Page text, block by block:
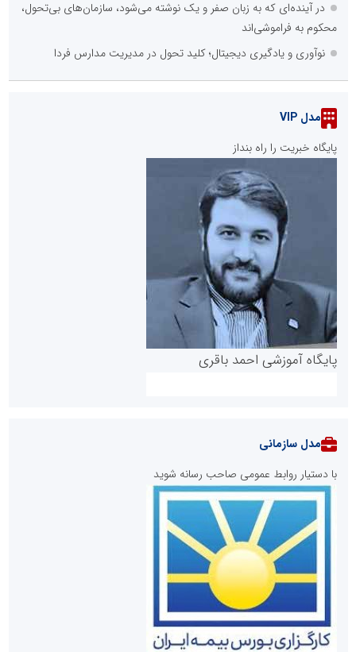
در آینده‌ای که به زبان صفر و یک نوشته می‌شود، سازمان‌های بی‌تحول،
محکوم به فراموشی‌اند
نوآوری و یادگیری دیجیتال؛ کلید تحول در مدیریت مدارس فردا
مدل VIP
پایگاه خبریت را راه بنداز
پایگاه آموزشی احمد باقری
روابط عمومی خبرگزاری گزارش خبر
مدل سازمانی
با دستیار روابط عمومی صاحب رسانه شوید